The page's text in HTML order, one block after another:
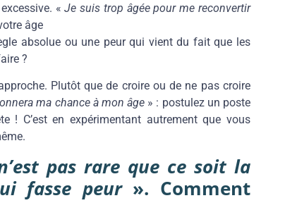
«Je suis trop âgée pour me reconvertir
âge
absolue ou une peur qui vient du fait que les
?
Plutôt que de croire ou de ne pas croire
ma chance à mon âge » : postulez un poste
! C’est en expérimentant autrement que vous
pas rare que ce soit la
fasse peur». Comment